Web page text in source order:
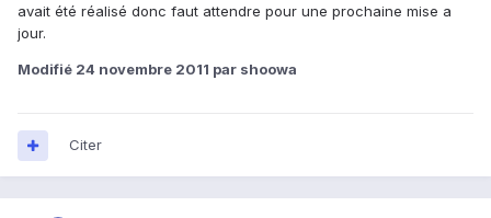
avait été réalisé donc faut attendre pour une prochaine mise a
jour.
Modifié 24 novembre 2011 par shoowa
Citer